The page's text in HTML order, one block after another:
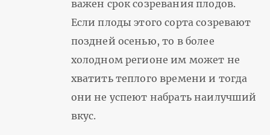
важен срок созревания плодов.
Если плоды этого сорта созревают
поздней осенью, то в более
холодном регионе им может не
хватить теплого времени и тогда
они не успеют набрать наилучший
вкус.